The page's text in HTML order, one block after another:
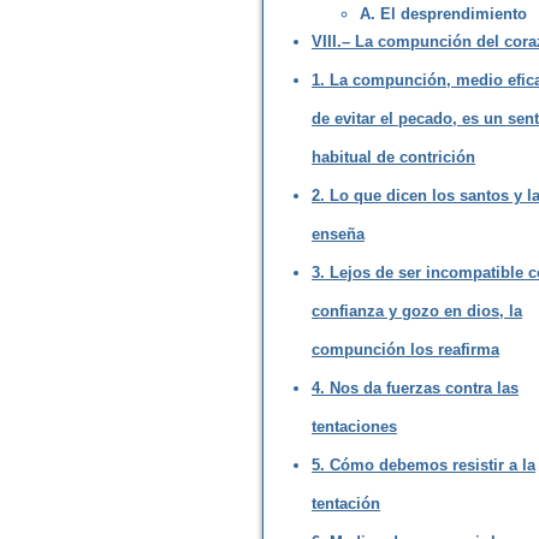
A. El desprendimiento
VIII.– La compunción del
1. La compunción, medio
de evitar el pecado, es un
habitual de contrición
2. Lo que dicen los santos y
enseña
3. Lejos de ser incompatible
confianza y gozo en dios, la
compunción los reafirma
4. Nos da fuerzas contra las
tentaciones
5. Cómo debemos resistir a la
tentación